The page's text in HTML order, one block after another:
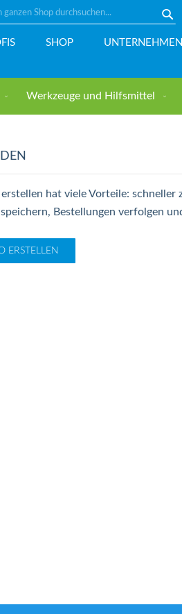
SHOP UNTERNEHMEN
Werkzeuge und Hilfsmittel
hat viele Vorteile: schneller
Bestellungen verfolgen
ERSTELLEN